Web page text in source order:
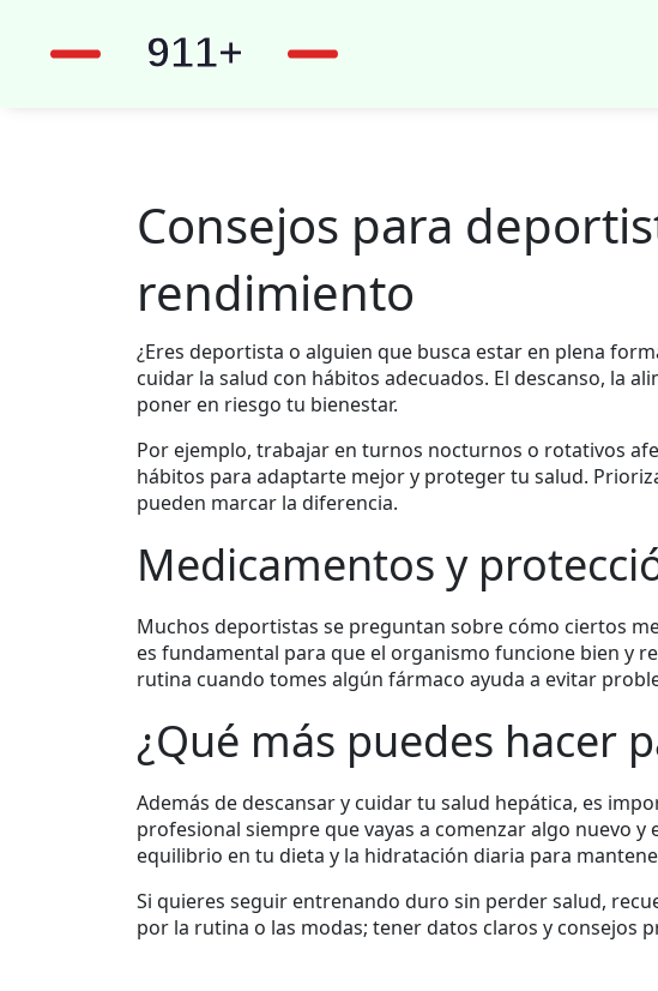
Consejos para
rendimiento
¿Eres deportista o alguien que busca estar en plena
cuidar la salud con hábitos adecuados. El descanso, la
poner en riesgo tu bienestar.
Por ejemplo, trabajar en turnos nocturnos o rotativos
hábitos para adaptarte mejor y proteger tu salud.
pueden marcar la diferencia.
Medicamentos y
Muchos deportistas se preguntan sobre cómo ciertos
es fundamental para que el organismo funcione bien y
rutina cuando tomes algún fármaco ayuda a evitar
¿Qué más puedes hacer
Además de descansar y cuidar tu salud hepática, es
profesional siempre que vayas a comenzar algo nuevo
equilibrio en tu dieta y la hidratación diaria para
Si quieres seguir entrenando duro sin perder salud,
por la rutina o las modas; tener datos claros y consejos